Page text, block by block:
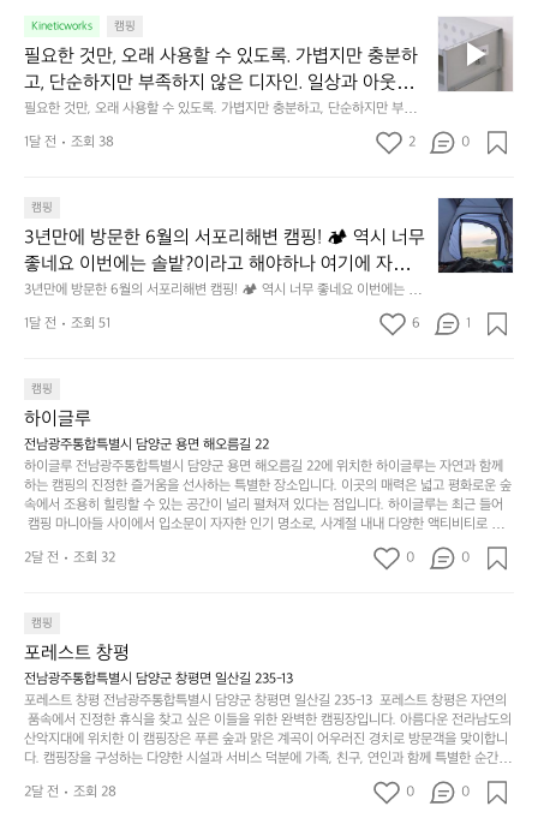
중
인
차
안
서
도
구
나
잠
에
기
까
이
걸
리
는
순
다.
그
럴
때
는
차
는 균형감에서 출발했습니다.  그중에서도 슬림함에 철
저히 집착했습니다. 튼튼한 내구도와 넉넉한 수납력을
해치치 않는 선에서, 가장 가볍고 얇게 설계했습니다.
이 디자인과 사용감은, 꼭 직접 손으로 만져보며 경험
해 보시기를 바랍니다.
철저히 집착했습니다. 튼튼한 내구도와 넉넉한 수납력을 해치치 않는 선에
서, 가장 가볍고 얇게 설계했습니다.  이 디자인과 사용감은, 꼭 직접 손으로
만져보며 경험해 보시기를 바랍니다.
0
년
이
넘
군
지
의
초
기
품
갑’입
니
다.
일
상
에
고
다
니
고
싶
어
Kineticworks 캠핑
필요한 것만, 오래 사용할 수 있도록. 가볍지만 충분하
고, 단순하지만 부족하지 않은 디자인. 일상과 아웃도
어의 경계를 자연스럽게 이어주는 RIDGE MOUNTAIN
GEAR. 키네틱웍스에서 만나보세요.
필요한 것만, 오래 사용할 수 있도록. 가볍지만 충분하고, 단순하지만 부족하
지 않은 디자인. 일상과 아웃도어의 경계를 자연스럽게 이어주는 RIDGE M
OUNTAIN GEAR. 키네틱웍스에서 만나보세요.
필
요
한
것
오
용
할
수
있
록.
분
하
고,
단
순
하
하
지
않
은
디
자
1달 전 조회 38 2 0
캠핑
3년만에 방문한 6월의 서포리해변 캠핑! 🏕 역시 너무
좋네요 이번에는 솔밭?이라고 해야하나 여기에 자리를
잡았는데 정말 시원하고 경치도 좋네요  서해치고 물도
맑은편, 아이들도 놀기 좋고 1박 2일은 넘 짧게 느껴지
네요  .1박 1동 1만원 (수금은 7시쯤, 동네에서 관리) .수
바로 화장실있음 .5분거리 cu .2분거리 음식점  항구에
서부터 해변까지 버스도 다니네요 ㅎㅎㅎ 아이들 엄청
좋아하네요 점심쯤도착해서 철수할때까지 물놀이 3
타임이나 했네요 ⛱️
3년만에 방문한 6월의 서포리해변 캠핑! 🏕 역시 너무 좋네요 이번에는 솔
밭?이라고 해야하나 여기에 자리를 잡았는데 정말 시원하고 경치도 좋네요
서해치고 물도 맑은편, 아이들도 놀기 좋고 1박 2일은 넘 짧게 느껴지네요  .
항구에서부터 해변까지 버스도 다니네요 ㅎㅎㅎ 아이들 엄청 좋아하네요 점
심쯤도착해서 철수할때까지 물놀이 3타임이나 했네요 ⛱️
년
만
에
문
포
리
해
변
캠
핑!
무
좋
네
요
이
1달 전 조회 51 6 1
캠핑
하이글루
전남광주통합특별시 담양군 용면 해오름길 22
하이글루 전남광주통합특별시 담양군 용면 해오름길 22에 위치한 하이글루는 자연과 함께
하는 캠핑의 진정한 즐거움을 선사하는 특별한 장소입니다. 이곳의 매력은 넓고 평화로운 숲
속에서 조용히 힐링할 수 있는 공간이 널리 펼쳐져 있다는 점입니다. 하이글루는 최근 들어
캠핑 마니아들 사이에서 입소문이 자자한 인기 명소로, 사계절 내내 다양한 액티비티로 방
문객들을 맞이합니다. 특히, 하이글루의 독특한 시설인 글램핑 텐트는 고객들에게 아늑한 잠
자리를 제공하며, 캠핑의 매력을 한층 더해 줍니다. 밖에서는 자연의 소리를 들으며, 내부에
함께 좋은 시간을 보낼 수 있다는 것입니다. 또한, 하이글루 인근에는 다양한 트레킹 코스와
자전거 도로가 있어 아웃도어 활동을 좋아하는 이들에게 더욱 참조할 만한 장소가 됩니다.
담양의 아름다운 자연과 함께, 건강한 레저 활동을 즐기며 행복한 캠핑 경험을 쌓으실 수 있
습니다. 하이글루에서 특별한 순간을 만끽해보세요. 따뜻한 햇살과 함께하는 아침, 상징적인
담양의 죽녹원과 함께 어우러진 저녁, 그리고 고요한 밤하늘 아래에서 별을 바라보며 나누는
이야기들은 여러분의 캠핑 여행을 더욱 특별하게 만들어 줄 것입니다.  인기 정도: ★★★★
★
2달 전 조회 32 0 0
캠핑
포레스트 창평
전남광주통합특별시 담양군 창평면 일산길 235-13
포레스트 창평 전남광주통합특별시 담양군 창평면 일산길 235-13  포레스트 창평은 자연의
품속에서 진정한 휴식을 찾고 싶은 이들을 위한 완벽한 캠핑장입니다. 아름다운 전라남도의
산악지대에 위치한 이 캠핑장은 푸른 숲과 맑은 계곡이 어우러진 경치로 방문객을 맞이합니
다. 캠핑장을 구성하는 다양한 시설과 서비스 덕분에 가족, 친구, 연인과 함께 특별한 순간을
만들어갈 수 있는 최적의 공간이 됩니다.  포레스트 창평은 주말마다 직접 재배한 신선한 농
산물을 제공하는 캠핑장으로, 현지에서만 느낄 수 있는 자연의 맛을 경험할 수 있습니다. 또
2달 전 조회 28 0 0